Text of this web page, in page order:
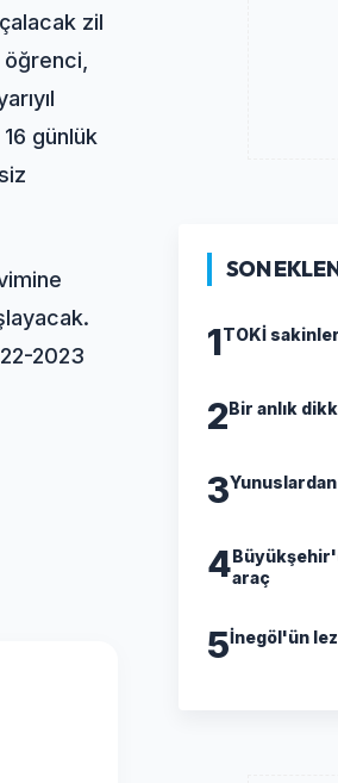
zil
öğrenci,
günlük
2023
SON
1TOKİ
2Bir anlık
3
4araç
5İnegöl'ün